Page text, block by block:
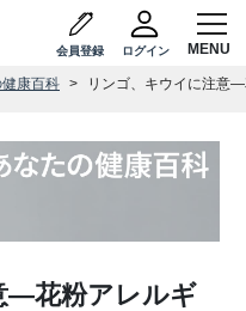
会員登録 ログイン
康百科 リンゴ、キウイに注意
―花粉アレルギ